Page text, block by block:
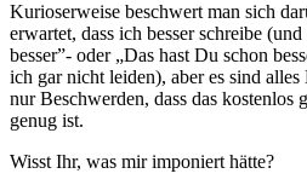
Kurioserweise beschwert man sich
erwartet, dass ich besser schreibe
besser”- oder „Das hast Du schon
ich gar nicht leiden), aber es sind
nur Beschwerden, dass das kostenlos
genug ist.
Wisst Ihr, was mir imponiert hätte?